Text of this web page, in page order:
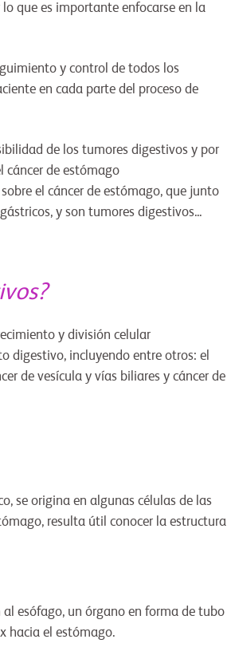
que es importante enfocarse en la
y control de todos los
en cada parte del proceso de
de los tumores digestivos y por
cáncer de estómago
el cáncer de estómago, que junto
y son tumores digestivos...
y división celular
digestivo, incluyendo entre otros: el
de vesícula y vías biliares y cáncer de
se origina en algunas células de las
resulta útil conocer la estructura
esófago, un órgano en forma de tubo
hacia el estómago.